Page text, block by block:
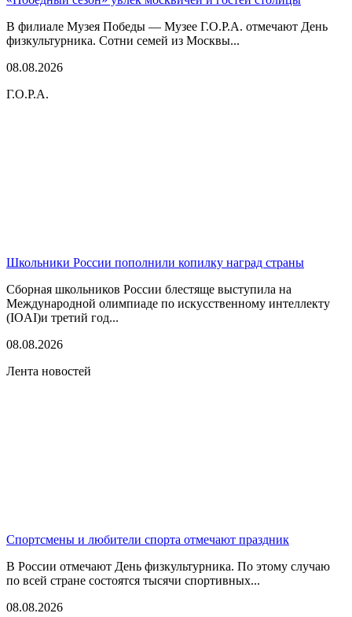
В филиале Музея Победы — Музее Г.О.Р.А. отмечают День
физкультурника. Сотни семей из Москвы...
08.08.2026
Г.О.Р.А.
Школьники России пополнили копилку наград страны
Сборная школьников России блестяще выступила на
Международной олимпиаде по искусственному интеллекту
(IOAI)и третий год...
08.08.2026
Лента новостей
Спортсмены и любители спорта отмечают праздник
В России отмечают День физкультурника. По этому случаю
по всей стране состоятся тысячи спортивных...
08.08.2026